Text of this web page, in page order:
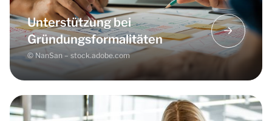
Informationen über notwendige
Gründungsformalitäten
Unterstützung bei
Gründungsformalitäten
© NanSan – stock.adobe.com